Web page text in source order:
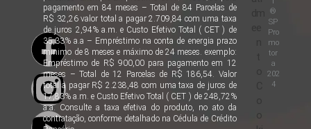
pagamento em 84 meses – Total de 84 Parcelas de
R$ 32,26 valor total a pagar 2.709,84 com uma taxa
de juros 2,94% a.m. e Custo Efetivo Total ( CET ) de
35,33% a.a – Empréstimo na conta de energia prazo
minimo de 8 meses e máximo de 24 meses. exemplo:
Empréstimo de R$ 900,00 para pagamento em 12
meses – Total de 12 Parcelas de R$ 186,54. Valor
total a pagar R$ 2.238,48 com uma taxa de juros de
17,83% a.m. e Custo Efetivo Total ( CET ) de 248,72%
a.a. Consulte a taxa efetiva do produto, no ato da
contratação, conforme detalhado na Cédula de Crédito
o
®
SP
Pro
mo
tor
a
202
4